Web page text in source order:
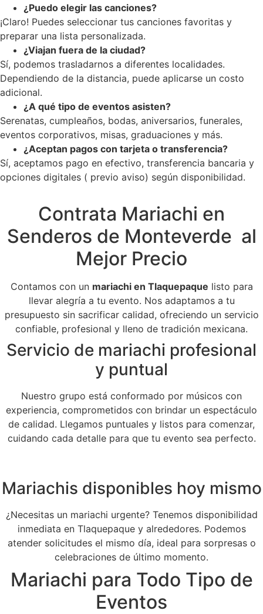
¿Puedo elegir las canciones?
¡Claro! Puedes seleccionar tus canciones favoritas y
preparar una lista personalizada.
¿Viajan fuera de la ciudad?
Sí, podemos trasladarnos a diferentes localidades.
Dependiendo de la distancia, puede aplicarse un costo
adicional.
¿A qué tipo de eventos asisten?
Serenatas, cumpleaños, bodas, aniversarios, funerales,
eventos corporativos, misas, graduaciones y más.
¿Aceptan pagos con tarjeta o transferencia?
Sí, aceptamos pago en efectivo, transferencia bancaria y
opciones digitales ( previo aviso) según disponibilidad.
Contrata Mariachi en
Senderos de Monteverde al
Mejor Precio
Contamos con un mariachi en Tlaquepaque listo para
llevar alegría a tu evento. Nos adaptamos a tu
presupuesto sin sacrificar calidad, ofreciendo un servicio
confiable, profesional y lleno de tradición mexicana.
Servicio de mariachi profesional
y puntual
Nuestro grupo está conformado por músicos con
experiencia, comprometidos con brindar un espectáculo
de calidad. Llegamos puntuales y listos para comenzar,
cuidando cada detalle para que tu evento sea perfecto.
Mariachis disponibles hoy mismo
¿Necesitas un mariachi urgente? Tenemos disponibilidad
inmediata en Tlaquepaque y alrededores. Podemos
atender solicitudes el mismo día, ideal para sorpresas o
celebraciones de último momento.
Mariachi para Todo Tipo de
Eventos